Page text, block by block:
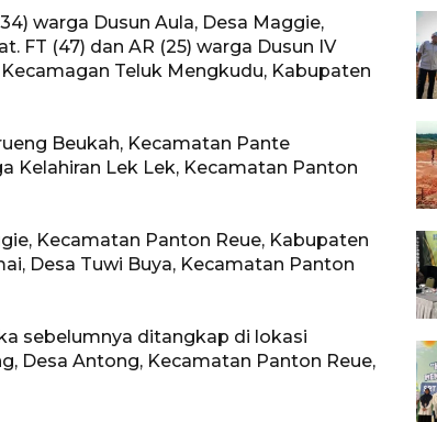
warga Dusun Aula, Desa Maggie,
FT (47) dan AR (25) warga Dusun IV
Teluk Mengkudu, Kabupaten
Beukah, Kecamatan Pante
Kelahiran Lek Lek, Kecamatan Panton
Kecamatan Panton Reue, Kabupaten
Desa Tuwi Buya, Kecamatan Panton
sebelumnya ditangkap di lokasi
Desa Antong, Kecamatan Panton Reue,